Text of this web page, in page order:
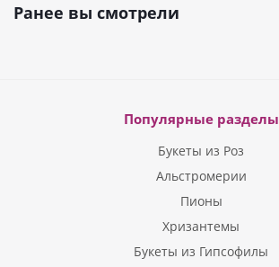
Ранее вы смотрели
Популярные разделы
Букеты из Роз
Альстромерии
Пионы
Хризантемы
Букеты из Гипсофилы